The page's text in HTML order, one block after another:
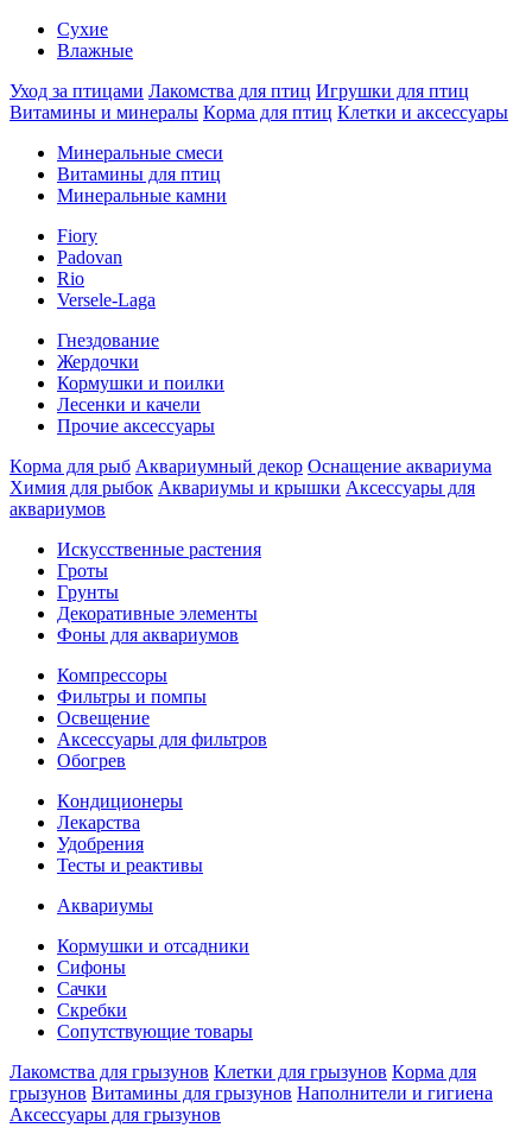
Сухие
Влажные
Уход за птицами Лакомства для птиц Игрушки для птиц
Витамины и минералы Кoрма для птиц Клетки и аксессуары
Минеральные смеси
Витамины для птиц
Минеральные камни
Fiory
Padovan
Rio
Versele-Laga
Гнездование
Жердочки
Кормушки и поилки
Лесенки и качели
Прочие аксессуары
Кoрма для рыб Аквариумный декор Оснащение аквариума
Химия для рыбок Аквариумы и крышки Аксессуары для
аквариумов
Искусственные растения
Гpоты
Гpунты
Декоративные элементы
Фoны для аквариумов
Компрессоры
Фильтры и помпы
Освещение
Аксессуары для фильтров
Обогрев
Кoндиционеры
Лекарства
Удобрения
Тесты и реактивы
Аквaриумы
Кормушки и отсадники
Сифоны
Сачки
Скребки
Сопутствующие товары
Лакомства для грызунов Клетки для грызунов Кoрма для
грызунов Витамины для грызунов Наполнители и гигиена
Аксессуары для грызунов